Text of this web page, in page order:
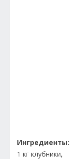
Ингредиенты:
1 кг клубники,